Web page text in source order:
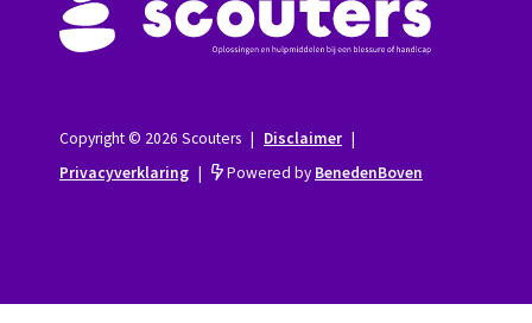
Copyright © 2026 Scouters | Disclaimer |
Privacyverklaring | Powered by BenedenBoven